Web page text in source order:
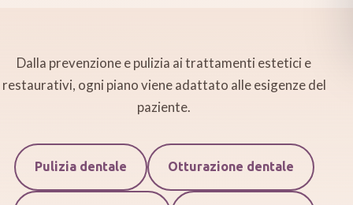
Dalla prevenzione e pulizia ai trattamenti estetici e
restaurativi, ogni piano viene adattato alle esigenze del
paziente.
Pulizia dentale Otturazione dentale